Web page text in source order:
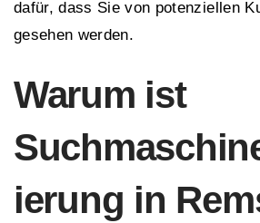
dafür, dass Sie von potenziellen
gesehen werden.
Warum ist
ierung in